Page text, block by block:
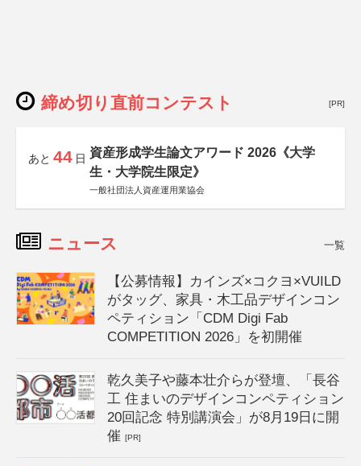
締め切り直前コンテスト [PR]
あと 44 日 資産形成学生論文アワード 2026《大学
生・大学院生限定》
一般社団法人資産運用業協会
ニュース 一覧
【公募情報】カインズ×コクヨ×VUILD
がタッグ、家具・木工品デザインコン
ペティション「CDM Digi Fab
COMPETITION 2026」を初開催
乾久美子や藤本壮介らが登壇、「長谷
工 住まいのデザインコンペティション
20回記念 特別講演会」が8月19日に開
催[PR]